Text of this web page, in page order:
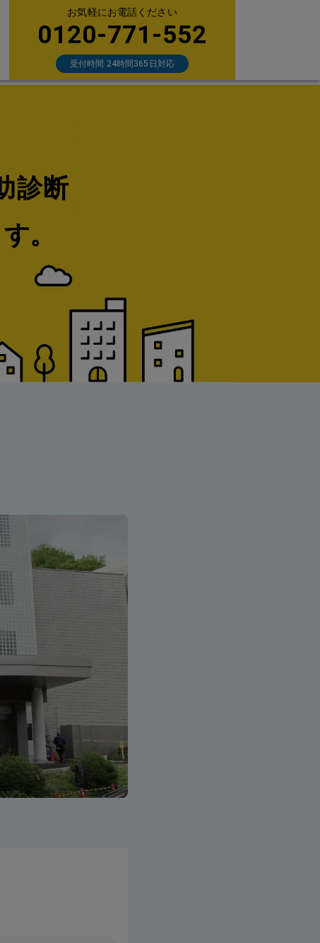
お気軽にお電話ください
0120-771-552
受付時間 24時間365日対応
診断